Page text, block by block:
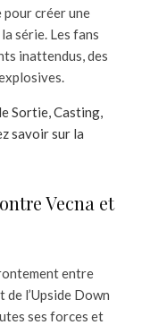
créer une
série. Les fans
inattendus, des
Sortie, Casting,
savoir sur la
Vecna et
entre
de l’Upside Down
ses forces et